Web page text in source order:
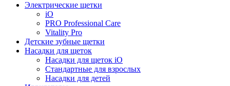
Электрические щетки
iO
PRO Professional Care
Vitality Pro
Детские зубные щетки
Насадки для щеток
Насадки для щеток iO
Стандартные для взрослых
Насадки для детей